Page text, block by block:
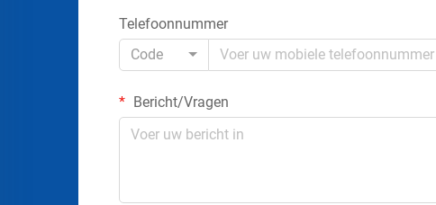
Telefoonnummer
Code
Bericht/Vragen